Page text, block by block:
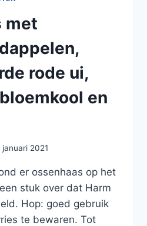
met
rode ui,
en
januari 2021
er ossenhaas op het
stuk over dat Harm
Hop: goed gebruik
te bewaren. Tot